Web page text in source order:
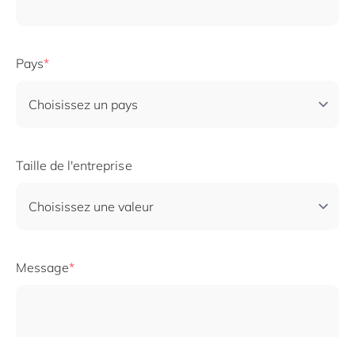
Pays
Taille de l'entreprise
Message